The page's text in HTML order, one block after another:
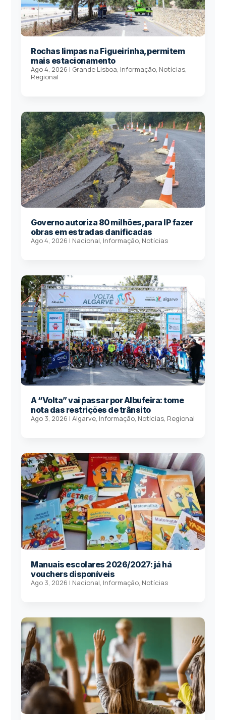
Rochas limpas na Figueirinha, permitem
mais estacionamento
Ago 4, 2026 | Grande Lisboa, Informação, Notícias,
Regional
Governo autoriza 80 milhões, para IP fazer
obras em estradas danificadas
Ago 4, 2026 | Nacional, Informação, Notícias
A “Volta” vai passar por Albufeira: tome
nota das restrições de trânsito
Ago 3, 2026 |Algarve, Informação, Notícias, Regional
Manuais escolares 2026/2027: já há
vouchers disponíveis
Ago 3, 2026 | Nacional, Informação, Notícias